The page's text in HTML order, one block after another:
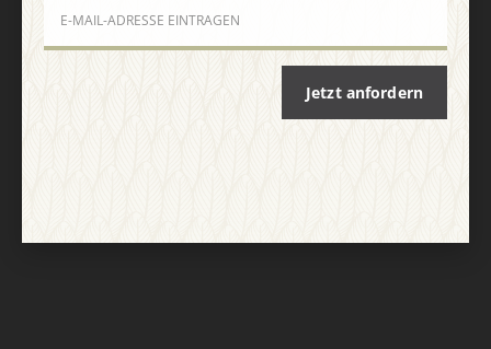
Nach oben
Jetzt anfordern